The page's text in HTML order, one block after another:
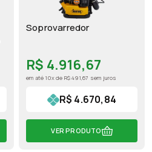
Soprovarredor
R$ 4.916,67
R$ 4.670,84
em até 10x de R$ 491,67 sem juros
VER PRODUTO